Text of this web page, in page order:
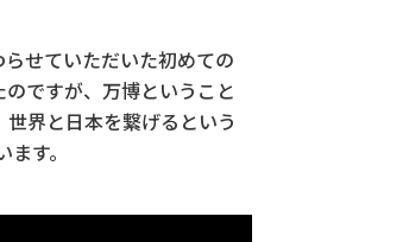
せていただいた初めての
ですが、万博ということ
界と日本を繋げるという
す。